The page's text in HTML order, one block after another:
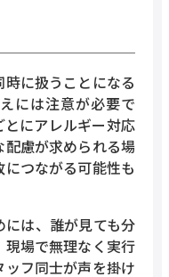
に扱うことになる
には注意が必要で
にアレルギー対応
慮が求められる場
つながる可能性も
は、誰が見ても分
場で無理なく実行
フ同士が声を掛け